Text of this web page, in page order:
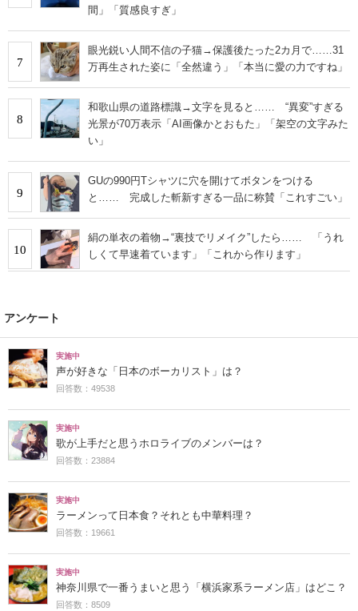
間」「質感良すぎ」
7
眼光鋭い人間不信の子猫→保護後たった2カ月で……31
万再生された姿に「全然違う」「本当に愛の力ですね」
8
和歌山県の道路標識→文字を見ると…… “異変”すぎる
光景が70万表示「AI画像かとおもた」「架空の文字みた
い」
9
GUの990円Tシャツに穴を開けてボタンをつける
と…… 完成した斬新すぎる一品に称賛「これすごい」
10
絹の単衣の着物→“裏技でリメイク”したら…… 「うれ
しくて早速着ています」「これから作ります」
アンケート
実施中
声が好きな「日本のボーカリスト」は？
回答数：49538
実施中
歌が上手だと思うホロライブのメンバーは？
回答数：23884
実施中
ラーメンって日本食？それとも中華料理？
回答数：19661
実施中
神奈川県で一番うまいと思う「横浜家系ラーメン店」はどこ？
回答数：8509